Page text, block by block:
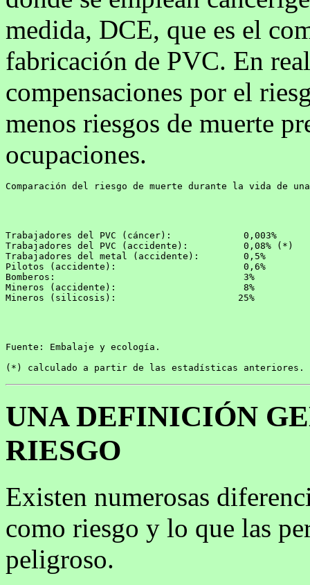
medida, DCE, que es el
fabricación de PVC. En
compensaciones por el
menos riesgos de muerte
ocupaciones.
Comparación del riesgo de muerte durante la vida de
Trabajadores del PVC (cáncer):             0,003%
Trabajadores del PVC (accidente):          0,08% (*)
Trabajadores del metal (accidente):        0,5%
Pilotos (accidente):                       0,6%
Bomberos:                                  3%
Mineros (accidente):                       8%
Mineros (silicosis):                      25%
Fuente: Embalaje y ecología.
UNA DEFINICIÓN
RIESGO
Existen numerosas
como riesgo y lo que las
peligroso.